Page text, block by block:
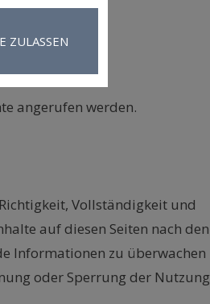
angerufen werden.
Vollständigkeit und
auf diesen Seiten nach den
Informationen zu überwachen
oder Sperrung der Nutzung
ZULASSEN